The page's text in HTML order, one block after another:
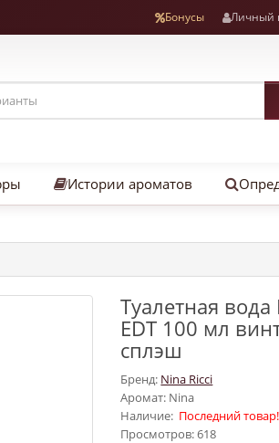
Бонусы Личный
Истории ароматов
Туалетная
EDT 100 мл
сплэш
Бренд: Nina Ricci
Аромат: Nina
Наличие: Последний товар!
Просмотров: 618